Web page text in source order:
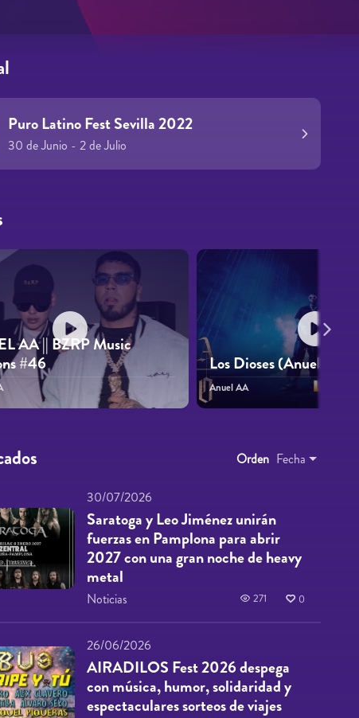
30 de Junio - 2 de Julio
Puro Latino Fest Sevilla 2022
AA || BZRP Music
#46
Los Dioses (Anuel AA
Anuel AA
Orden Fecha
30/07/2026
Saratoga y Leo Jiménez unirán
fuerzas en Pamplona para abrir
2027 con una gran noche de heavy
metal
Noticias 271 0
26/06/2026
AIRADILOS Fest 2026 despega
con música, humor, solidaridad y
espectaculares sorteos de viajes